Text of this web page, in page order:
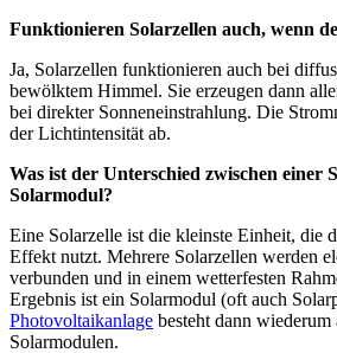
Funktionieren Solarzellen auch, wenn
Ja, Solarzellen funktionieren auch bei
bewölktem Himmel. Sie erzeugen dann
bei direkter Sonneneinstrahlung. Die
der Lichtintensität ab.
Was ist der Unterschied zwischen einer
Solarmodul?
Eine Solarzelle ist die kleinste Einheit, die
Effekt nutzt. Mehrere Solarzellen werden
verbunden und in einem wetterfesten
Ergebnis ist ein Solarmodul (oft auch
Photovoltaikanlage besteht dann wiederum
Solarmodulen.